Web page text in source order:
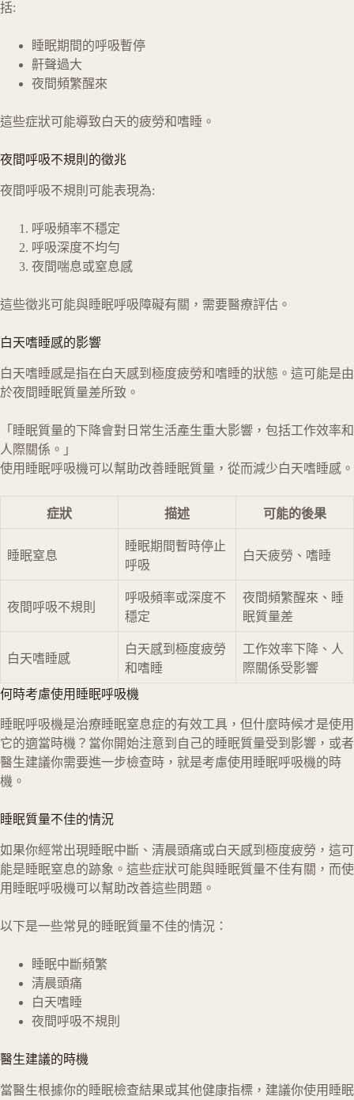
括:
睡眠期間的呼吸暫停
鼾聲過大
夜間頻繁醒來
這些症狀可能導致白天的疲勞和嗜睡。
夜間呼吸不規則的徵兆
夜間呼吸不規則可能表現為:
呼吸頻率不穩定
呼吸深度不均勻
夜間喘息或窒息感
這些徵兆可能與睡眠呼吸障礙有關，需要醫療評估。
白天嗜睡感的影響
白天嗜睡感是指在白天感到極度疲勞和嗜睡的狀態。這可能是由
於夜間睡眠質量差所致。
「睡眠質量的下降會對日常生活產生重大影響，包括工作效率和
人際關係。」
使用睡眠呼吸機可以幫助改善睡眠質量，從而減少白天嗜睡感。
症狀 描述 可能的後果
睡眠窒息
睡眠期間暫時停止
呼吸
白天疲勞、嗜睡
夜間呼吸不規則
呼吸頻率或深度不
穩定
夜間頻繁醒來、睡
眠質量差
白天嗜睡感
白天感到極度疲勞
和嗜睡
工作效率下降、人
際關係受影響
何時考慮使用睡眠呼吸機
睡眠呼吸機是治療睡眠窒息症的有效工具，但什麼時候才是使用
它的適當時機？當你開始注意到自己的睡眠質量受到影響，或者
醫生建議你需要進一步檢查時，就是考慮使用睡眠呼吸機的時
機。
睡眠質量不佳的情況
如果你經常出現睡眠中斷、清晨頭痛或白天感到極度疲勞，這可
能是睡眠窒息的跡象。這些症狀可能與睡眠質量不佳有關，而使
用睡眠呼吸機可以幫助改善這些問題。
以下是一些常見的睡眠質量不佳的情況：
睡眠中斷頻繁
清晨頭痛
白天嗜睡
夜間呼吸不規則
醫生建議的時機
當醫生根據你的睡眠檢查結果或其他健康指標，建議你使用睡眠